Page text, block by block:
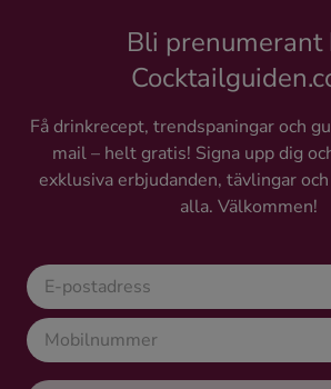
Bli prenumerant
Få drinkrecept, trendspaningar och
mail – helt gratis! Signa upp dig
exklusiva erbjudanden, tävlingar
alla. Välkommen!